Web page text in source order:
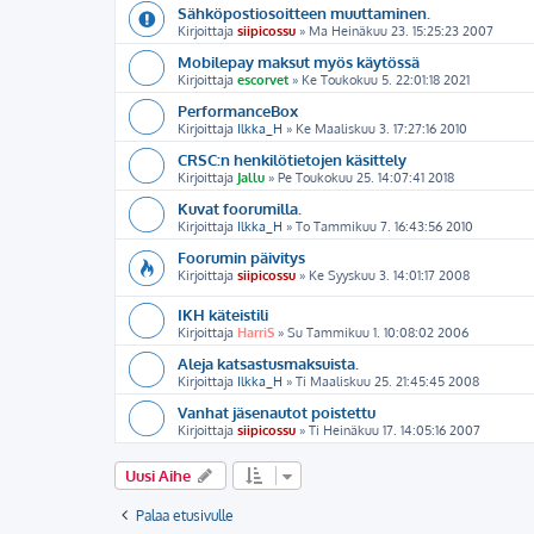
Sähköpostiosoitteen muuttaminen.
Kirjoittaja siipicossu » Ma Heinäkuu 23. 15:25:23 2007
Mobilepay maksut myös käytössä
Kirjoittaja escorvet » Ke Toukokuu 5. 22:01:18 2021
PerformanceBox
Kirjoittaja Ilkka_H » Ke Maaliskuu 3. 17:27:16 2010
CRSC:n henkilötietojen käsittely
Kirjoittaja Jallu » Pe Toukokuu 25. 14:07:41 2018
Kuvat foorumilla.
Kirjoittaja Ilkka_H » To Tammikuu 7. 16:43:56 2010
Foorumin päivitys
Kirjoittaja siipicossu » Ke Syyskuu 3. 14:01:17 2008
IKH käteistili
Kirjoittaja HarriS » Su Tammikuu 1. 10:08:02 2006
Aleja katsastusmaksuista.
Kirjoittaja Ilkka_H » Ti Maaliskuu 25. 21:45:45 2008
Vanhat jäsenautot poistettu
Kirjoittaja siipicossu » Ti Heinäkuu 17. 14:05:16 2007
Uusi Aihe
Palaa etusivulle